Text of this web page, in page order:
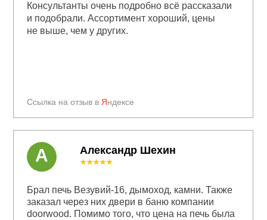
Ссылка на отзыв в Яндексе
Консультанты очень подробно всё рассказали
и подобрали. Ассортимент хороший, цены
не выше, чем у других.
Александр Шехин
★★★★★
Брал печь Везувий-16, дымоход, камни. Также
заказал через них двери в баню компании
doorwood. Помимо того, что цена на печь была
А